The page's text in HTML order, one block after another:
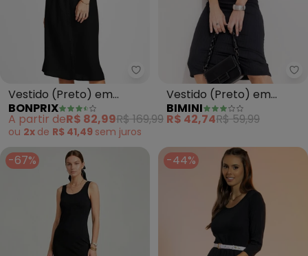
bonprix - Vestido (Preto) em
Vestido (Preto) em
Viscose Plana
BONPRIX
A partir deR$ 82,99R$ 169,99
ou 2x de R$ 41,49 sem juros
Vestido (Preto) em
Canelado
BIMINI
R$ 42,74R$ 59,99
-67% -44%